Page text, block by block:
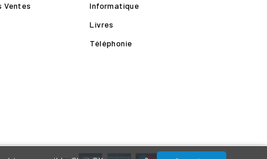
Ventes
Informatique
Livres
Téléphonie